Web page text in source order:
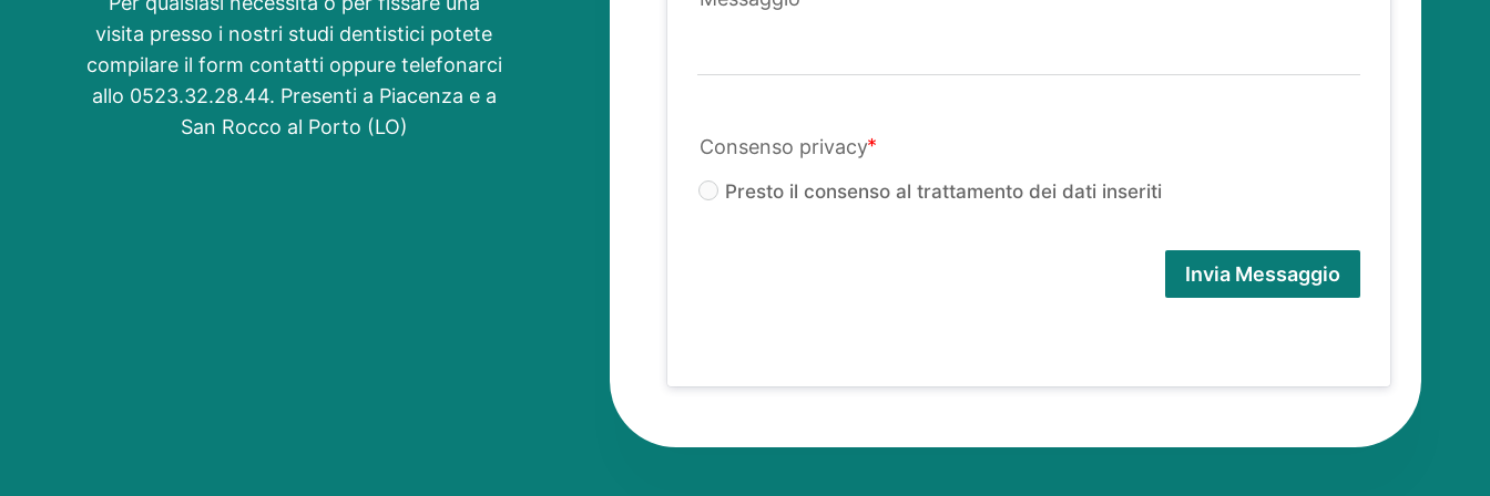
visita presso i nostri studi dentistici potete
compilare il form contatti oppure telefonarci
allo 0523.32.28.44. Presenti a Piacenza e a
San Rocco al Porto (LO)
Consenso privacy
Presto il consenso al trattamento dei dati inseriti
Invia Messaggio